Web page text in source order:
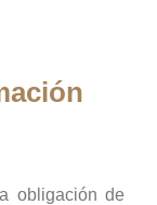
obligación de